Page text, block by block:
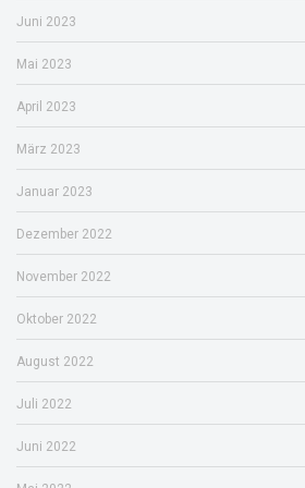
Juni 2023
Mai 2023
April 2023
März 2023
Januar 2023
Dezember 2022
November 2022
Oktober 2022
August 2022
Juli 2022
Juni 2022